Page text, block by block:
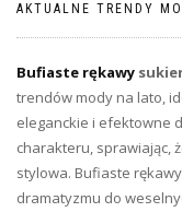
AKTUALNE TRENDY
Bufiaste rękawy
trendów mody na lato,
eleganckie i efektowne
charakteru, sprawiając,
stylowa. Bufiaste
dramatyzmu do